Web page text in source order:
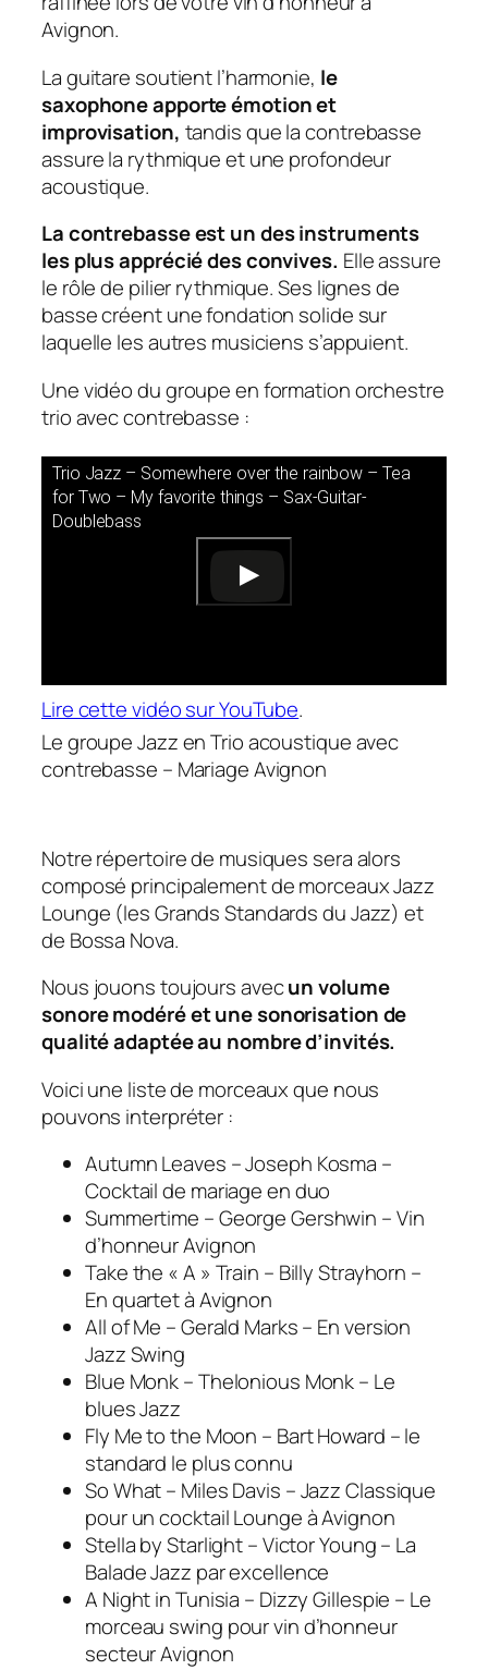
Avignon.
La guitare soutient l’harmonie, le
saxophone apporte émotion et
improvisation, tandis que la contrebasse
assure la rythmique et une profondeur
acoustique.
La contrebasse est un des instruments
les plus apprécié des convives. Elle assure
le rôle de pilier rythmique. Ses lignes de
basse créent une fondation solide sur
laquelle les autres musiciens s’appuient.
Une vidéo du groupe en formation orchestre
trio avec contrebasse :
Trio Jazz – Somewhere over the rainbow – Tea
for Two – My favorite things – Sax-Guitar-
Doublebass
Lire cette vidéo sur YouTube.
Le groupe Jazz en Trio acoustique avec
contrebasse – Mariage Avignon
Notre répertoire de musiques sera alors
composé principalement de morceaux Jazz
Lounge (les Grands Standards du Jazz) et
de Bossa Nova.
Nous jouons toujours avecun volume
sonore modéré et une sonorisation de
qualité adaptée au nombre d’invités.
Voici une liste de morceaux que nous
pouvons interpréter :
Autumn Leaves – Joseph Kosma –
Cocktail de mariage en duo
Summertime – George Gershwin – Vin
d’honneur Avignon
Take the « A » Train – Billy Strayhorn –
En quartet à Avignon
All of Me – Gerald Marks – En version
Jazz Swing
Blue Monk – Thelonious Monk – Le
blues Jazz
Fly Me to the Moon – Bart Howard – le
standard le plus connu
So What – Miles Davis – Jazz Classique
pour un cocktail Lounge à Avignon
Stella by Starlight – Victor Young – La
Balade Jazz par excellence
A Night in Tunisia – Dizzy Gillespie – Le
morceau swing pour vin d’honneur
secteur Avignon